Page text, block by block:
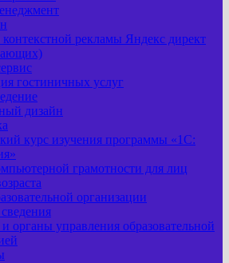
контекстной рекламы Яндекс директ
гостиничных услуг
дизайн
курс изучения программы «1С:
грамотности для лиц
организации
органы управления образовательной